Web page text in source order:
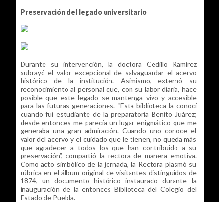
Preservación del legado universitario
Durante su intervención, la doctora Cedillo Ramírez
subrayó el valor excepcional de salvaguardar el acervo
histórico de la institución. Asimismo, externó su
reconocimiento al personal que, con su labor diaria, hace
posible que este legado se mantenga vivo y accesible
para las futuras generaciones. “Esta biblioteca la conocí
cuando fui estudiante de la preparatoria Benito Juárez;
desde entonces me parecía un lugar enigmático que me
generaba una gran admiración. Cuando uno conoce el
valor del acervo y el cuidado que le tienen, no queda más
que agradecer a todos los que han contribuido a su
preservación”, compartió la rectora de manera emotiva.
Como acto simbólico de la jornada, la Rectora plasmó su
rúbrica en el álbum original de visitantes distinguidos de
1874, un documento histórico instaurado durante la
inauguración de la entonces Biblioteca del Colegio del
Estado de Puebla.